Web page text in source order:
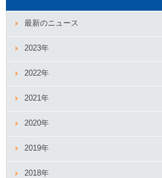
最新のニュース
2023年
2022年
2021年
2020年
2019年
2018年